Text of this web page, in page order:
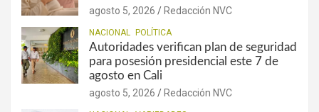
agosto 5, 2026 Redacción NVC
NACIONAL POLÍTICA
Autoridades verifican plan de seguridad
para posesión presidencial este 7 de
agosto en Cali
agosto 5, 2026 Redacción NVC